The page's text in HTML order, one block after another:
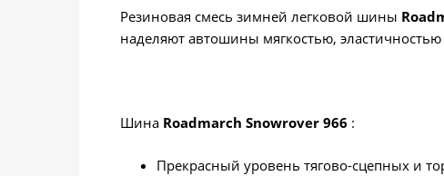
Резиновая смесь зимней легковой шины
наделяют автошины мягкостью,
Шина Roadmarch Snowrover 966 :
Прекрасный уровень тягово-сцепных и